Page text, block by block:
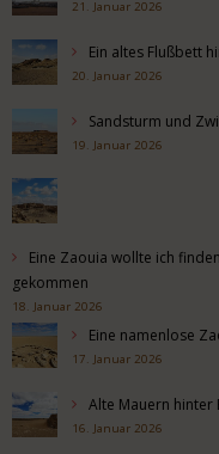
21. Januar 2026
Ein altes Flußbett
20. Januar 2026
Sandsturm und
19. Januar 2026
Eine Zaouia wollte ich
gekommen
18. Januar 2026
Eine namenlose
17. Januar 2026
Alte Mauern
16. Januar 2026